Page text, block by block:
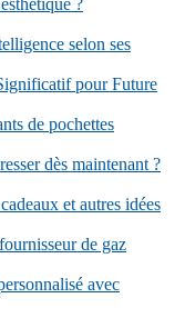
?
selon ses
pour Future
de pochettes
dès maintenant ?
et autres idées
de gaz
avec